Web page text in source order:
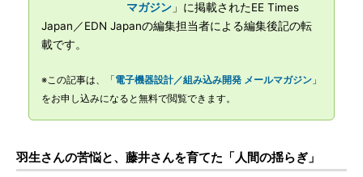
マガジン 」に掲載されたEE Times
Japan／EDN Japanの編集担当者による編集後記の転
載です。
※この記事は、「 電子機器設計／組み込み開発 メールマガジン 」
をお申し込みになると無料で閲覧できます。
羽生さんの苦悩と、藤井さんを育てた「人間の揺らぎ」